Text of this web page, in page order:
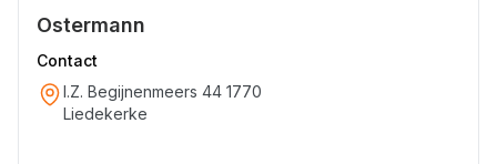
Ostermann
Contact
I.Z. Begijnenmeers 44 1770
Liedekerke